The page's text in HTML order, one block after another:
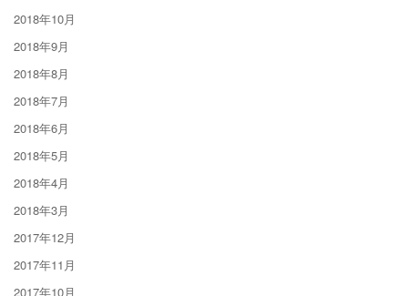
2018年10月
2018年9月
2018年8月
2018年7月
2018年6月
2018年5月
2018年4月
2018年3月
2017年12月
2017年11月
2017年10月